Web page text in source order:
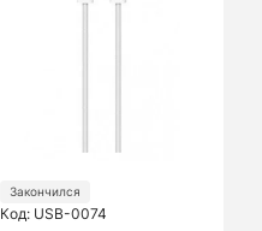
Закончился
Код: USB-0074